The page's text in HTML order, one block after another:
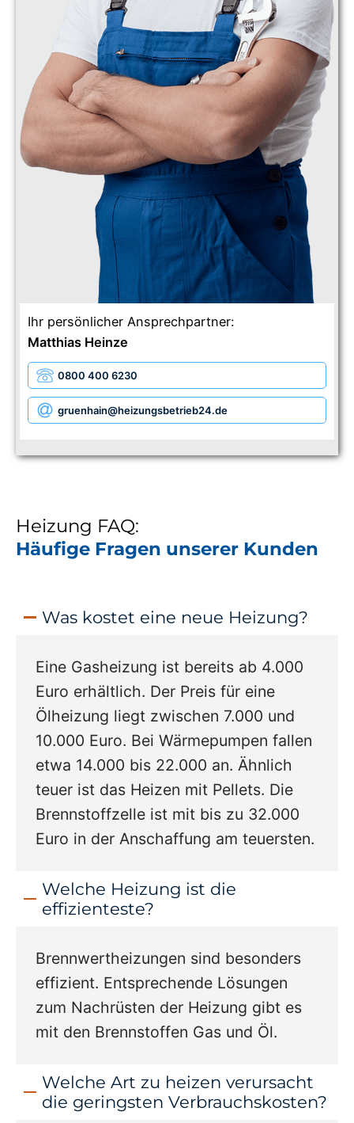
Ihr persönlicher Ansprechpartner:
Matthias Heinze
0800 400 6230
gruenhain@heizungsbetrieb24.de
Heizung FAQ:
Häufige Fragen unserer Kunden
Was kostet eine neue Heizung?
Eine Gasheizung ist bereits ab 4.000
Euro erhältlich. Der Preis für eine
Ölheizung liegt zwischen 7.000 und
10.000 Euro. Bei Wärmepumpen fallen
etwa 14.000 bis 22.000 an. Ähnlich
teuer ist das Heizen mit Pellets. Die
Brennstoffzelle ist mit bis zu 32.000
Euro in der Anschaffung am teuersten.
Welche Heizung ist die
effizienteste?
Brennwertheizungen sind besonders
effizient. Entsprechende Lösungen
zum Nachrüsten der Heizung gibt es
mit den Brennstoffen Gas und Öl.
Welche Art zu heizen verursacht
die geringsten Verbrauchskosten?